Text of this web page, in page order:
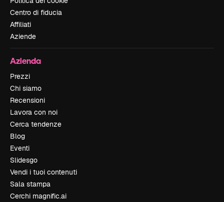
Centro di fiducia
Affiliati
Aziende
Azienda
Prezzi
Chi siamo
Recensioni
Lavora con noi
Cerca tendenze
Blog
Eventi
Slidesgo
Vendi i tuoi contenuti
Sala stampa
Cerchi magnific.ai